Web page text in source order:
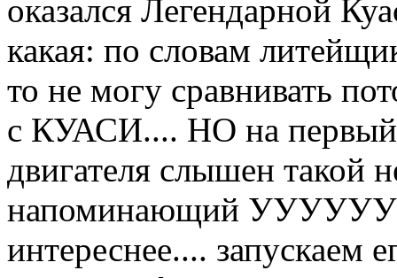
оказался Легендарной
какая: по словам
то не могу сравнивать
с КУАСИ.... НО на первый
двигателя слышен такой
напоминающий
интереснее.... запускаем